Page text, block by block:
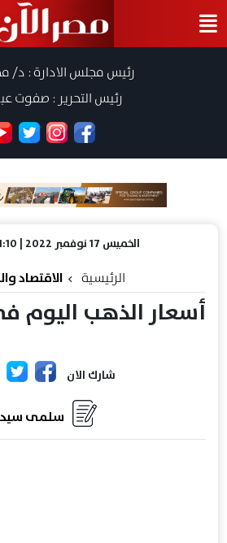
رئيس مجلس الادارة : د/
رئيس التحرير : صفوت
الخميس 17 نوفمبر 2022 | 01:10 م
الرئيسية الاقتصاد
أسعار الذهب اليوم
شارك الان
سلمى سيد